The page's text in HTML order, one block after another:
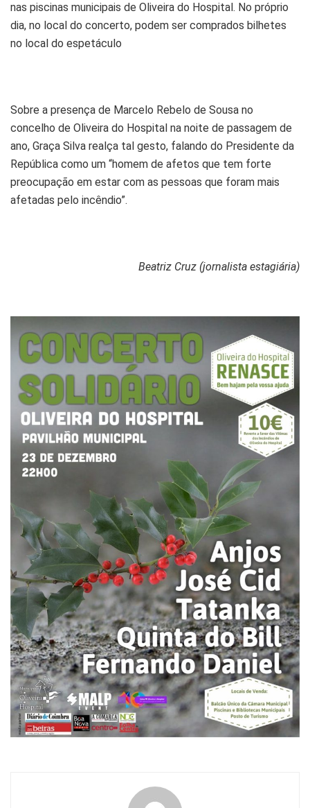
nas piscinas municipais de Oliveira do Hospital. No próprio
dia, no local do concerto, podem ser comprados bilhetes
no local do espetáculo
Sobre a presença de Marcelo Rebelo de Sousa no
concelho de Oliveira do Hospital na noite de passagem de
ano, Graça Silva realça tal gesto, falando do Presidente da
República como um “homem de afetos que tem forte
preocupação em estar com as pessoas que foram mais
afetadas pelo incêndio”.
Beatriz Cruz (jornalista estagiária)